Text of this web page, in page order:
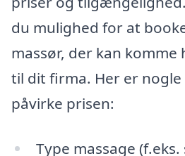
du mulighed for at
massør, der kan komme
til dit firma. Her er
påvirke prisen:
Type massage